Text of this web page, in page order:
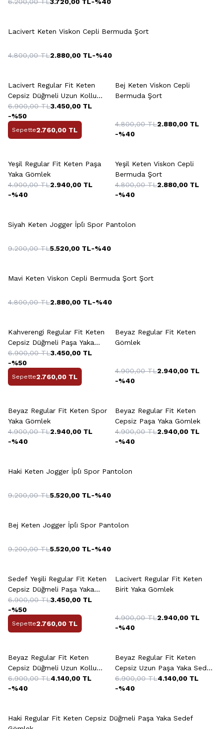
Lacivert Keten Viskon Cepli Bermuda Şort
4.800,00TL2.880,00 TL-%40
Lacivert Regular Fit Keten
Cepsiz Düğmeli Uzun Kollu
Paşa Yaka Sedef Gömlek
6.900,00TL3.450,00 TL
-%50
Sepette2.760,00 TL
Bej Keten Viskon Cepli
Bermuda Şort
4.800,00TL2.880,00 TL
-%40
Yeşil Regular Fit Keten Paşa
Yaka Gömlek
4.900,00TL2.940,00 TL
-%40
Yeşil Keten Viskon Cepli
Bermuda Şort
4.800,00TL2.880,00 TL
-%40
Siyah Keten Jogger İpli̇ Spor Pantolon
9.200,00TL5.520,00 TL-%40
Mavi Keten Viskon Cepli Bermuda Şort Şort
4.800,00TL2.880,00 TL-%40
Kahverengi Regular Fit Keten
Cepsiz Düğmeli Paşa Yaka
Sedef Gömlek
6.900,00TL3.450,00 TL
-%50
Sepette2.760,00 TL
Beyaz Regular Fit Keten
Gömlek
4.900,00TL2.940,00 TL
-%40
Beyaz Regular Fit Keten Spor
Yaka Gömlek
4.900,00TL2.940,00 TL
-%40
Beyaz Regular Fit Keten
Cepsiz Paşa Yaka Gömlek
4.900,00TL2.940,00 TL
-%40
Haki Keten Jogger İpli̇ Spor Pantolon
9.200,00TL5.520,00 TL-%40
Bej Keten Jogger İpli̇ Spor Pantolon
9.200,00TL5.520,00 TL-%40
Sedef Yeşili Regular Fit Keten
Cepsiz Düğmeli Paşa Yaka
Gömlek
6.900,00TL3.450,00 TL
-%50
Sepette2.760,00 TL
Lacivert Regular Fit Keten
Birit Yaka Gömlek
4.900,00TL2.940,00 TL
-%40
Beyaz Regular Fit Keten
Cepsiz Düğmeli Uzun Kollu
Paşa Yaka Sedef Gömlek
6.900,00TL4.140,00 TL
-%40
Beyaz Regular Fit Keten
Cepsiz Uzun Paşa Yaka Sedef
Düğme Gömlek
6.900,00TL4.140,00 TL
-%40
Haki Regular Fit Keten Cepsiz Düğmeli Paşa Yaka Sedef